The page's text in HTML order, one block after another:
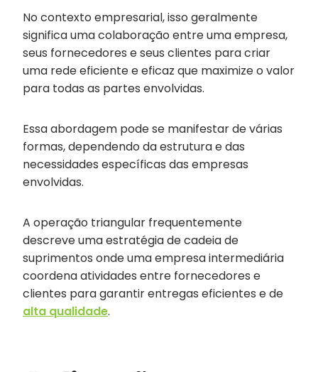
No contexto empresarial, isso geralmente
significa uma colaboração entre uma empresa,
seus fornecedores e seus clientes para criar
uma rede eficiente e eficaz que maximize o valor
para todas as partes envolvidas.
Essa abordagem pode se manifestar de várias
formas, dependendo da estrutura e das
necessidades específicas das empresas
envolvidas.
A operação triangular frequentemente
descreve uma estratégia de cadeia de
suprimentos onde uma empresa intermediária
coordena atividades entre fornecedores e
clientes para garantir entregas eficientes e de
alta qualidade.